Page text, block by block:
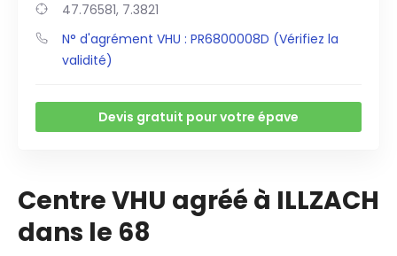
47.76581, 7.3821
N° d'agrément VHU : PR6800008D (Vérifiez la
validité)
Devis gratuit pour votre épave
Centre VHU agréé à ILLZACH
dans le 68